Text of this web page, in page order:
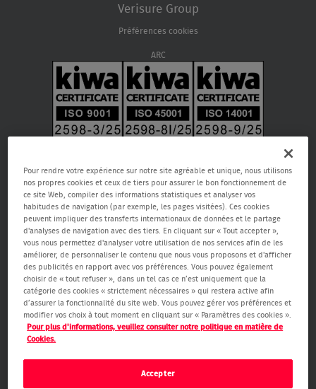
Verisure Group
Préférences cookies
ARC
Verisure SA, Rue de la Fusée 66, 1130 Bruxelles, RPM Bruxelles 0459.866.904,
email: care@verisure.be, n° de téléphone:080090000, Entreprise de
gardiennage, de systèmes d’alarmes et caméra agréée.
Autorité de surveillance Service public fédéral Affaires intérieures -
Direction générale Sécurité & Prévention (Boulevard de Waterloo 76 1000
Bruxelles,www.besafe.be)
Pour rendre votre expérience sur notre site agréable et unique, nous utilisons
nos propres cookies et ceux de tiers pour assurer le bon fonctionnement de
ce site Web, compiler des informations statistiques et analyser vos
habitudes de navigation (par exemple, les pages visitées). Ces cookies
peuvent impliquer des transferts internationaux de données et le partage
d'analyses de navigation avec des tiers. En cliquant sur « Tout accepter »,
vous nous permettez d'analyser votre utilisation de nos services afin de les
améliorer, de personnaliser le contenu que nous vous proposons et d'afficher
des publicités en rapport avec vos préférences. Vous pouvez également
choisir de « tout refuser », dans un tel cas ce n’est uniquement que la
catégorie des cookies « strictement nécessaires » qui restera active afin
d’assurer la fonctionnalité du site web. Vous pouvez gérer vos préférences et
modifier vos choix à tout moment en cliquant sur « Paramètres des cookies ».
Pour plus d'informations, veuillez consulter notre politique en matière de
Cookies.
Accepter